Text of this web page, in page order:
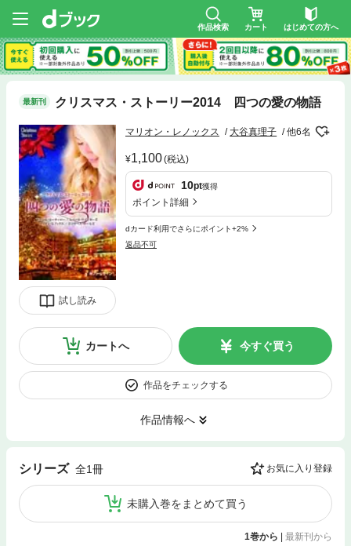
作品検索 カート はじめての方へ
最新刊 クリスマス・ストーリー2014 四つの愛の物語
試し読み
マリオン・レノックス 大谷真理子 他6名
1,100(税込)
10pt獲得
ポイント詳細
dカード利用でさらにポイント+2%
返品不可
カートへ 今すぐ買う
作品をチェックする
作品情報へ
シリーズ 全1冊 お気に入り登録
未購入巻をまとめて買う
1巻から | 最新刊から